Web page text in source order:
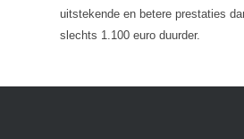
uitstekende en betere prestaties
slechts 1.100 euro duurder.